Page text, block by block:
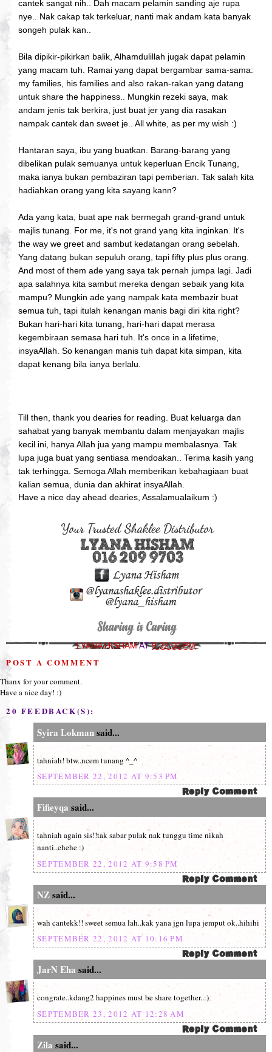
cantek sangat nih.. Dah macam pelamin sanding aje rupa
nye.. Nak cakap tak terkeluar, nanti mak andam kata banyak
songeh pulak kan..
Bila dipikir-pikirkan balik, Alhamdulillah jugak dapat pelamin
yang macam tuh. Ramai yang dapat bergambar sama-sama:
my families, his families and also rakan-rakan yang datang
untuk share the happiness.. Mungkin rezeki saya, mak
andam jenis tak berkira, just buat jer yang dia rasakan
nampak cantek dan sweet je.. All white, as per my wish :)
Hantaran saya, ibu yang buatkan. Barang-barang yang
dibelikan pulak semuanya untuk keperluan Encik Tunang,
maka ianya bukan pembaziran tapi pemberian. Tak salah kita
hadiahkan orang yang kita sayang kann?
Ada yang kata, buat ape nak bermegah grand-grand untuk
majlis tunang. For me, it's not grand yang kita inginkan. It's
the way we greet and sambut kedatangan orang sebelah.
Yang datang bukan sepuluh orang, tapi fifty plus plus orang.
And most of them ade yang saya tak pernah jumpa lagi. Jadi
apa salahnya kita sambut mereka dengan sebaik yang kita
mampu? Mungkin ade yang nampak kata membazir buat
semua tuh, tapi itulah kenangan manis bagi diri kita right?
Bukan hari-hari kita tunang, hari-hari dapat merasa
kegembiraan semasa hari tuh. It's once in a lifetime,
insyaAllah. So kenangan manis tuh dapat kita simpan, kita
dapat kenang bila ianya berlalu.
Till then, thank you dearies for reading. Buat keluarga dan
sahabat yang banyak membantu dalam menjayakan majlis
kecil ini, hanya Allah jua yang mampu membalasnya. Tak
lupa juga buat yang sentiasa mendoakan.. Terima kasih yang
tak terhingga. Semoga Allah memberikan kebahagiaan buat
kalian semua, dunia dan akhirat insyaAllah.
Have a nice day ahead dearies, Assalamualaikum :)
LYANA HISHAMAT9:32:00 PM
POST A COMMENT
Thanx for your comment.
Have a nice day! :)
20 FEEDBACK(S):
Syira Lokmansaid...
tahniah! btw..ncem tunang ^_^
SEPTEMBER 22, 2012 AT 9:53 PM
Fifieyqa said...
tahniah again sis!!tak sabar pulak nak tunggu time nikah
nanti..ehehe :)
SEPTEMBER 22, 2012 AT 9:58 PM
NZsaid...
wah cantekk!! sweet semua lah..kak yana jgn lupa jemput ok..hihihi
SEPTEMBER 22, 2012 AT 10:16 PM
JarN Eha said...
congrate..kdang2 happines must be share together..:)
SEPTEMBER 23, 2012 AT 12:28 AM
Zila said...